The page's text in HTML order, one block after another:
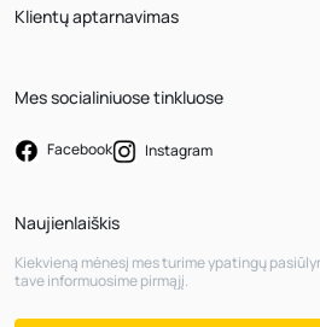
Klientų aptarnavimas
Mes socialiniuose tinkluose
Facebook Instagram
Naujienlaiškis
Kiekvieną mėnesį mes turime ypatingų
tave informuosime pirmąjį.